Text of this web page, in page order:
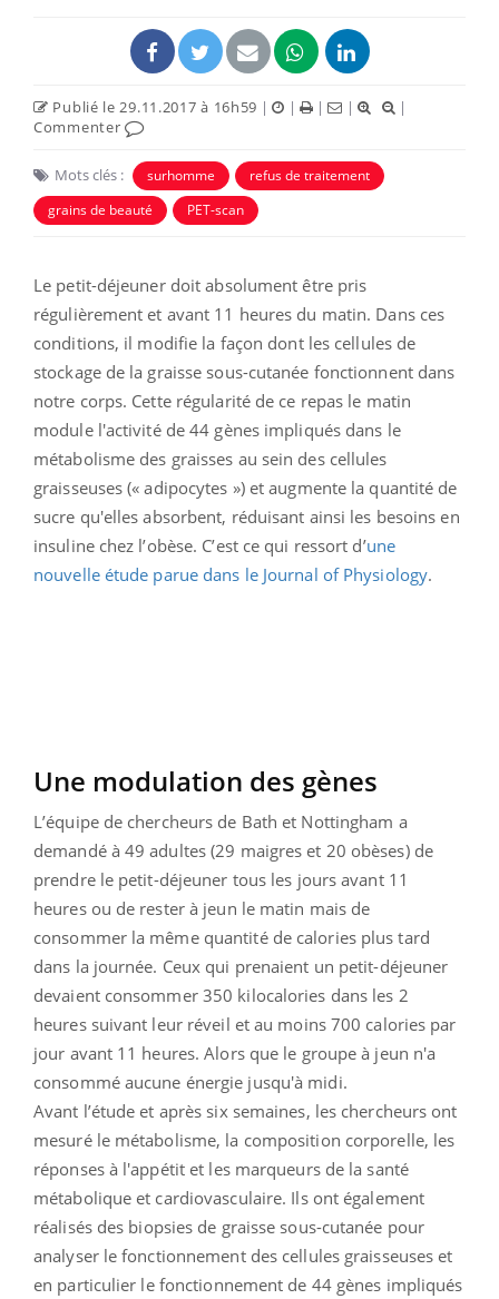
Publié le 29.11.2017 à 16h59 | | | |
|
Commenter
Mots clés : surhomme
refus de traitement
grains de beauté
PET-scan
Le petit-déjeuner doit absolument être pris
régulièrement et avant 11 heures du matin. Dans ces
conditions, il modifie la façon dont les cellules de
stockage de la graisse sous-cutanée fonctionnent dans
notre corps. Cette régularité de ce repas le matin
module l'activité de 44 gènes impliqués dans le
métabolisme des graisses au sein des cellules
graisseuses (« adipocytes ») et augmente la quantité de
sucre qu'elles absorbent, réduisant ainsi les besoins en
insuline chez l’obèse. C’est ce qui ressort d’une
nouvelle étude parue dans le Journal of Physiology.
Une modulation des gènes
L’équipe de chercheurs de Bath et Nottingham a
demandé à 49 adultes (29 maigres et 20 obèses) de
prendre le petit-déjeuner tous les jours avant 11
heures ou de rester à jeun le matin mais de
consommer la même quantité de calories plus tard
dans la journée. Ceux qui prenaient un petit-déjeuner
devaient consommer 350 kilocalories dans les 2
heures suivant leur réveil et au moins 700 calories par
jour avant 11 heures. Alors que le groupe à jeun n'a
consommé aucune énergie jusqu'à midi.
Avant l’étude et après six semaines, les chercheurs ont
mesuré le métabolisme, la composition corporelle, les
réponses à l'appétit et les marqueurs de la santé
métabolique et cardiovasculaire. Ils ont également
réalisés des biopsies de graisse sous-cutanée pour
analyser le fonctionnement des cellules graisseuses et
en particulier le fonctionnement de 44 gènes impliqués